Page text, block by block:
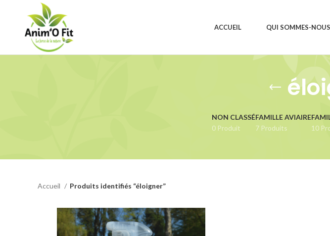
ACCUEIL QUI SOMMES-
NON CLASSÉ
0 Produit
FAMILLE AVIAIRE
7 Produits
10
Accueil Produits identifiés “éloigner”